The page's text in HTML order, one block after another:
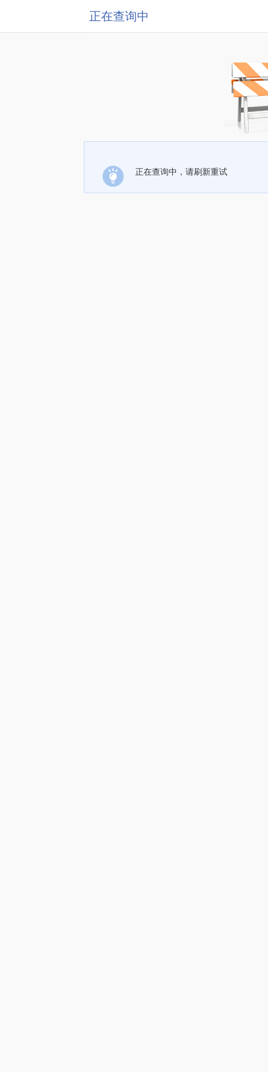
正在查询中
正在查询中，请刷新重试